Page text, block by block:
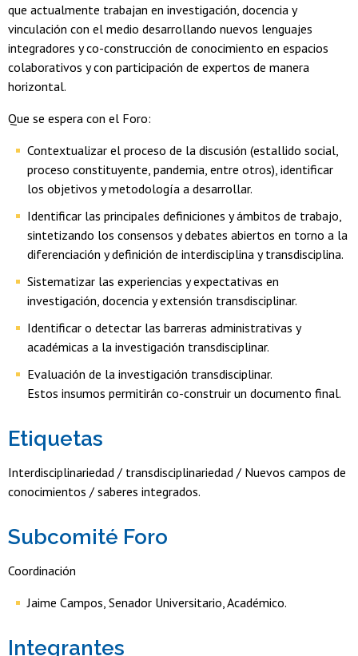
que actualmente trabajan en investigación, docencia y
vinculación con el medio desarrollando nuevos lenguajes
integradores y co-construcción de conocimiento en espacios
colaborativos y con participación de expertos de manera
horizontal.
Que se espera con el Foro:
Contextualizar el proceso de la discusión (estallido social,
proceso constituyente, pandemia, entre otros), identificar
los objetivos y metodología a desarrollar.
Identificar las principales definiciones y ámbitos de trabajo,
sintetizando los consensos y debates abiertos en torno a la
diferenciación y definición de interdisciplina y transdisciplina.
Sistematizar las experiencias y expectativas en
investigación, docencia y extensión transdisciplinar.
Identificar o detectar las barreras administrativas y
académicas a la investigación transdisciplinar.
Evaluación de la investigación transdisciplinar.
Estos insumos permitirán co-construir un documento final.
Etiquetas
Interdisciplinariedad / transdisciplinariedad / Nuevos campos de
conocimientos / saberes integrados.
Subcomité Foro
Coordinación
Jaime Campos, Senador Universitario, Académico.
Integrantes